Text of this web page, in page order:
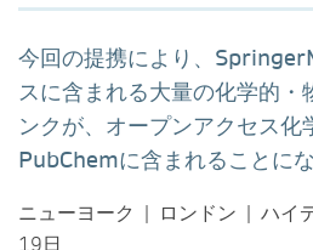
今回の提携により、
スに含まれる大量の化学的・
ンクが、オープンアクセス化
PubChemに含まれることにな
ニューヨーク | ロンドン | ハイ
19日